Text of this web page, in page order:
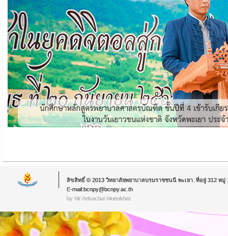
ลิขสิทธิ์ © 2013 วิทยาลัยพยาบาลบรมราชชนนี พะเยา. ที่อยู่ 312 หมู่
E-mail:bcnpy@bcnpy.ac.th
by Mr.Aekachai Muenkhat